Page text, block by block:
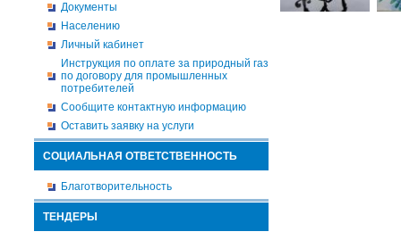
Документы
Населению
Личный кабинет
Инструкция по оплате за природный газ
по договору для промышленных
потребителей
Сообщите контактную информацию
Оставить заявку на услуги
СОЦИАЛЬНАЯ ОТВЕТСТВЕННОСТЬ
Благотворительность
ТЕНДЕРЫ